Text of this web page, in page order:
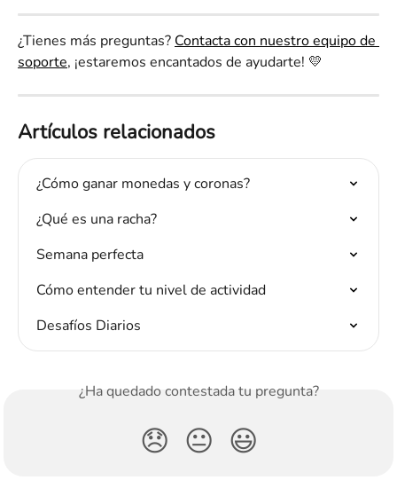
¿Tienes más preguntas? Contacta con nuestro equipo de
soporte, ¡estaremos encantados de ayudarte! 💛
Artículos relacionados
¿Cómo ganar monedas y coronas?
¿Qué es una racha?
Semana perfecta
Cómo entender tu nivel de actividad
Desafíos Diarios
¿Ha quedado contestada tu pregunta?
😞 😐 😃